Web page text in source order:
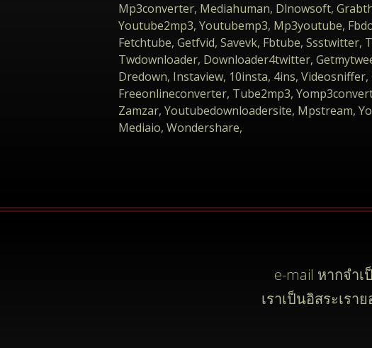
Mp3converter, Mediahuman, Dlnowsoft,
Youtube2mp3, Youtubemp3, Mp3youtube,
Fetchtube, Getfvid, Savevk, Fbtube,
Twdownloader, Downloader4twitter,
Dredown, Instaview, 10insta, 4ins,
Freeonlineconverter, Tube2mp3,
Zamzar, Youtubedownloadersite, Mpstream,
Mediaio, Wondershare,
e-mail หากจำ
เราเป็นอิสระเร